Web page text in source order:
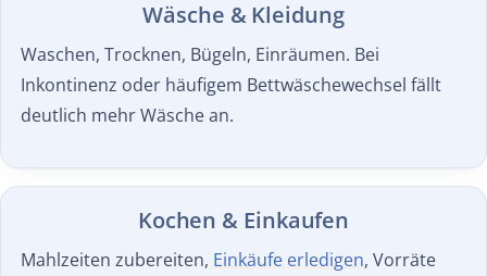
Wäsche & Kleidung
Waschen, Trocknen, Bügeln, Einräumen. Bei
Inkontinenz oder häufigem Bettwäschewechsel fällt
deutlich mehr Wäsche an.
Kochen & Einkaufen
Mahlzeiten zubereiten, Einkäufe erledigen, Vorräte